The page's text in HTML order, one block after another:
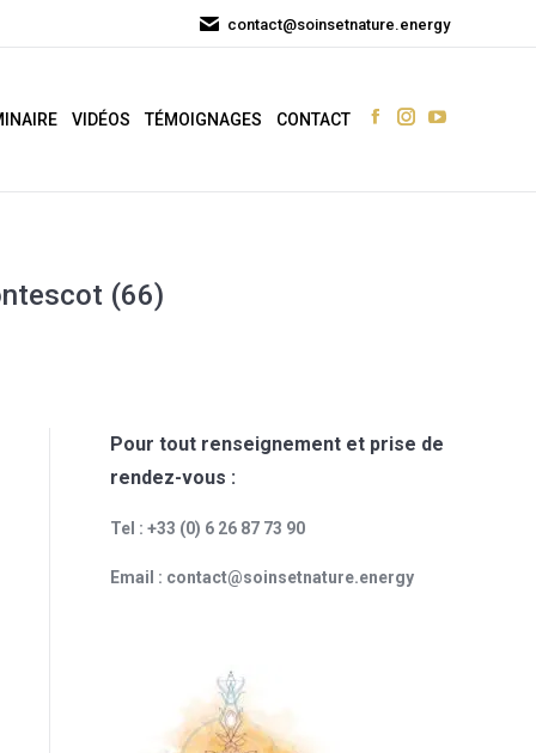
contact@soinsetnature.energy
VIDÉOS TÉMOIGNAGES CONTACT
Facebook
Instagram
YouTube
(66)
Pour tout renseignement et prise de
rendez-vous :
Tel : +33 (0) 6 26 87 73 90
Email : contact@soinsetnature.energy
newnewnew